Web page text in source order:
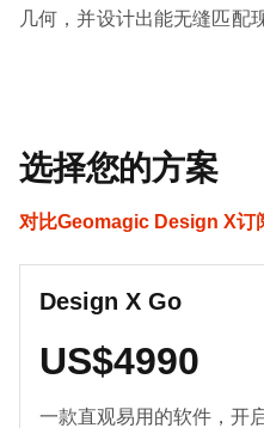
几何，并设计出能无缝匹配
选择您的方案
对比Geomagic Design X订
Design X Go
US$4990
一款直观易用的软件，开